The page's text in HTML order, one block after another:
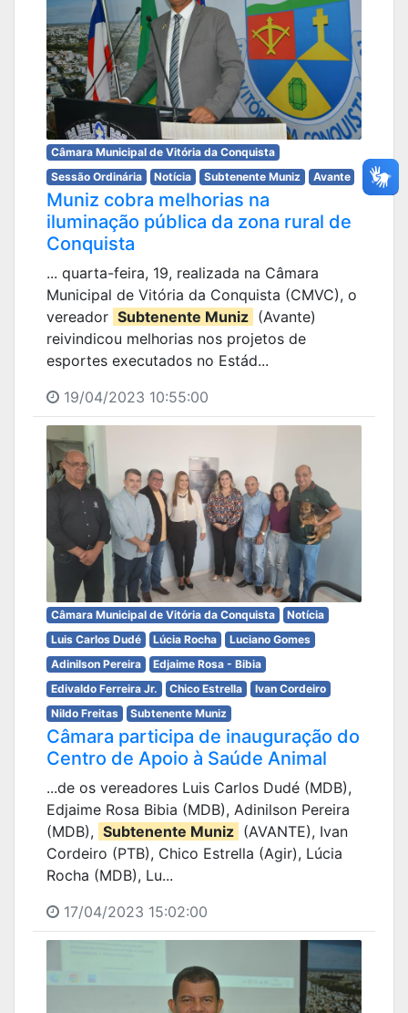
Câmara Municipal de Vitória da Conquista
Sessão Ordinária
Notícia Subtenente Muniz Avante
Muniz cobra melhorias na
iluminação pública da zona rural de
Conquista
... quarta-feira, 19, realizada na Câmara
Municipal de Vitória da Conquista (CMVC), o
vereador Subtenente Muniz (Avante)
reivindicou melhorias nos projetos de
esportes executados no Estád...
19/04/2023 10:55:00
Câmara Municipal de Vitória da Conquista
Notícia
Luis Carlos Dudé
Lúcia Rocha
Luciano Gomes
Adinilson Pereira
Edjaime Rosa - Bibia
Edivaldo Ferreira Jr.
Chico Estrella
Ivan Cordeiro
Nildo Freitas
Subtenente Muniz
Câmara participa de inauguração do
Centro de Apoio à Saúde Animal
...de os vereadores Luis Carlos Dudé (MDB),
Edjaime Rosa Bibia (MDB), Adinilson Pereira
(MDB), Subtenente Muniz (AVANTE), Ivan
Cordeiro (PTB), Chico Estrella (Agir), Lúcia
Rocha (MDB), Lu...
17/04/2023 15:02:00